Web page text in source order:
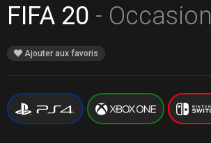
FIFA 20 - Occasion
Ajouter aux favoris